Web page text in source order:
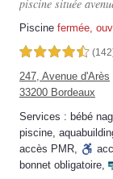
piscine située
Piscine fermée,
4,5 étoiles sur 5
247, Avenue d'Arès
33200 Bordeaux
Services : bébé
piscine,
accès PMR,
bonnet obligatoire,